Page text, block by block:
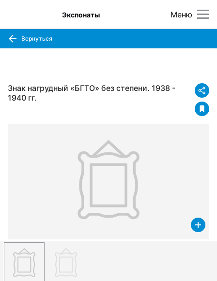
Меню
Экспонаты
Вернуться
Знак нагрудный «БГТО» без степени. 1938 -
1940 гг.